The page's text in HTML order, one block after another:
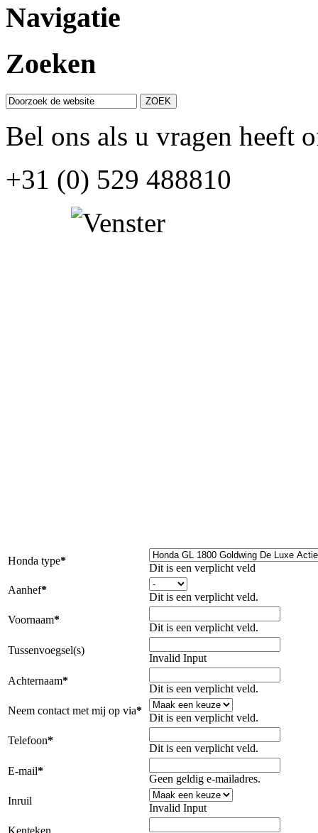
Navigatie
Zoeken
Bel ons als u vragen heeft
+31 (0) 529 488810
Honda type*
Dit is een verplicht veld
Aanhef*
Dit is een verplicht veld.
Voornaam*
Dit is een verplicht veld.
Tussenvoegsel(s)
Invalid Input
Achternaam*
Dit is een verplicht veld.
Neem contact met mij op via*
Dit is een verplicht veld.
Telefoon*
Dit is een verplicht veld.
E-mail*
Geen geldig e-mailadres.
Inruil
Invalid Input